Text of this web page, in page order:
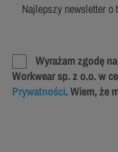
Najlepszy newsletter
Wyrażam zgodę
Workwear sp. z o.o. w
Prywatności. Wiem, że